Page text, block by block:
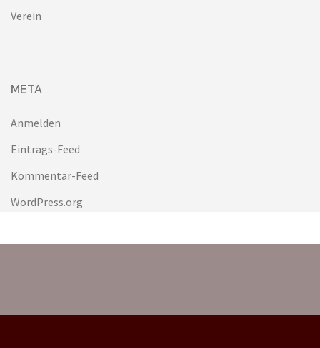
Verein
META
Anmelden
Eintrags-Feed
Kommentar-Feed
WordPress.org